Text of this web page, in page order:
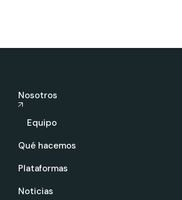
Nosotros
Equipo
Qué hacemos
Plataformas
Noticias